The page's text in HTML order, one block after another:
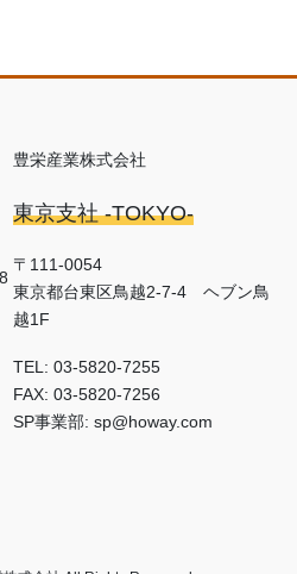
豊栄産業株式会社
東京支社 -TOKYO-
〒111-0054
東京都台東区鳥越2-7-4 ヘブン鳥
越1F
TEL: 03-5820-7255
FAX: 03-5820-7256
SP事業部: sp@howay.com